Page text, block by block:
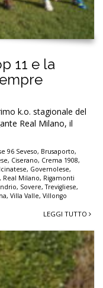
11 e la
k.o. stagionale del
Real Milano, il
96 Seveso, Brusaporto,
, Ciserano, Crema 1908,
, Governolese,
, Real Milano, Rigamonti
, Sovere,Trevigliese,
, Villa Valle, Villongo
LEGGI TUTTO